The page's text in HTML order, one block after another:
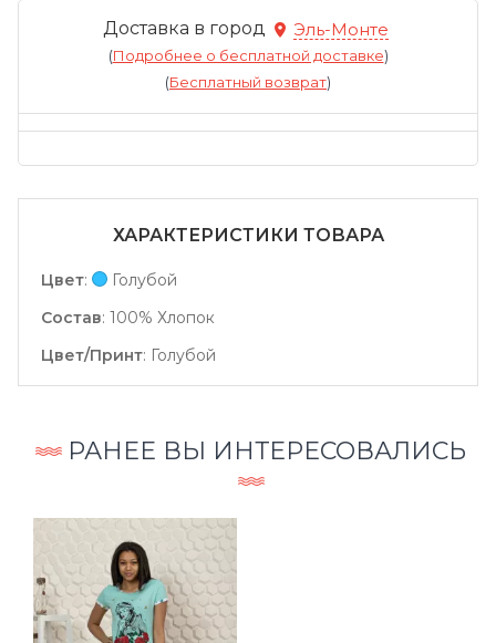
Доставка в город Эль-Монте
(Подробнее о бесплатной доставке)
(Бесплатный возврат)
ХАРАКТЕРИСТИКИ ТОВАРА
Цвет:
Голубой
Состав: 100% Хлопок
Цвет/Принт: Голубой
РАНЕЕ ВЫ ИНТЕРЕСОВАЛИСЬ